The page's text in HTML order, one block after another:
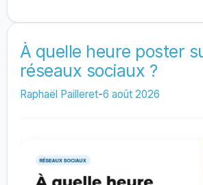
Une
Strategie
De
Contenu
À quelle heure poster
réseaux sociaux ?
Raphaël Pailleret-6 août 2026